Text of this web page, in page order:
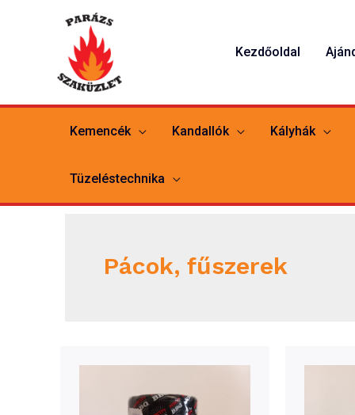
Kezdőoldal
Kemencék Kandallók Kályhák
Tüzeléstechnika
Pácok, fűszerek